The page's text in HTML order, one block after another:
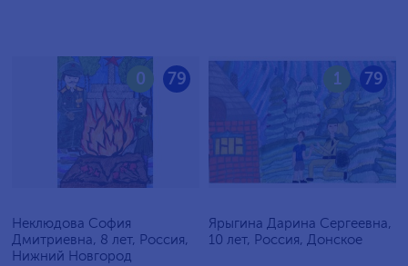
79
0
Неклюдова София
Дмитриевна, 8 лет, Россия,
Нижний Новгород
79
1
Ярыгина Дарина Сергеевна,
10 лет, Россия, Донское